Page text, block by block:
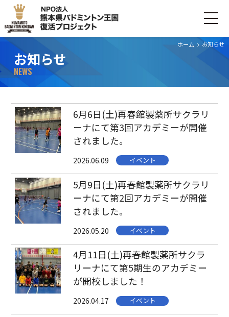
ホーム お知らせ
お知らせ
NEWS
6月6日(土)再春館製薬所サクラリ
ーナにて第3回アカデミーが開催
されました。
2026.06.09 イベント
5月9日(土)再春館製薬所サクラリ
ーナにて第2回アカデミーが開催
されました。
2026.05.20 イベント
4月11日(土)再春館製薬所サクラ
リーナにて第5期生のアカデミー
が開校しました！
2026.04.17 イベント
ホーム
ごあいさつ
プロジェクトについて
活動内容
寄付・支援する
お問い合わせ